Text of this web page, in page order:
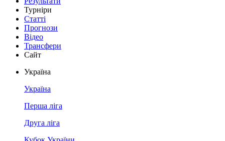
Турніри
Статті
Прогнози
Відео
Трансфери
Сайт
Україна
Україна
Перша ліга
Друга ліга